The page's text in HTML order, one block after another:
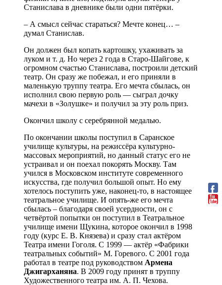
Станислава в дневнике были одни пятёрки.
– А смысл сейчас стараться? Мечте конец… –
думал Станислав.
Он должен был копать картошку, ухаживать за
луком и т. д. Но через 2 года в Старо-Шайгове, к
огромном счастью Станислава, построили детский
театр. Он сразу же побежал, и его приняли в
маленькую труппу театра. Его мечта сбылась, он
исполнил свою первую роль — сыграл дочку
мачехи в «Золушке» и получил за эту роль приз.
Окончил школу с серебрянной медалью.
По окончании школы поступил в Саранское
училище культуры, на режиссёра культурно-
массовых мероприятий, но данный статус его не
устраивал и он поехал покорять Москву. Там
учился в Московском институте современного
искусства, где получил большой опыт. Но ему
хотелось поступить уже, наконец-то, в настоящее
театральное училище. И опять-же его мечта
сбылась – благодаря своей усердности, он с
четвёртой попытки он поступил в Театральное
училище имени Щукина, которое окончил в 1998
году (курс Е. В. Князева) и сразу стал актёром
Театра имени Гоголя. С 1999 — актёр «Фабрики
театральных событий» М. Горевого. С 2001 года
работал в театре под руководством Армена
Джигарханяна. В 2009 году принят в труппу
Художественного театра им. А. П. Чехова.